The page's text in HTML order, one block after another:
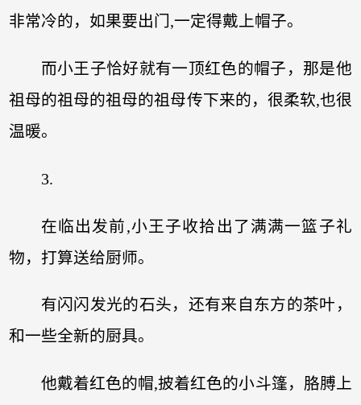
非常冷的，如果要出门,一定得戴上帽子。
而小王子恰好就有一顶红色的帽子，那是他
祖母的祖母的祖母的祖母传下来的，很柔软,也很
温暖。
3.
在临出发前,小王子收拾出了满满一篮子礼
物，打算送给厨师。
有闪闪发光的石头，还有来自东方的茶叶，
和一些全新的厨具。
他戴着红色的帽,披着红色的小斗篷，胳膊上